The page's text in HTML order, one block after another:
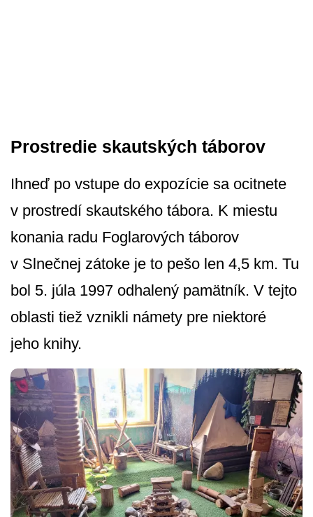
Prostredie skautských táborov
Ihneď po vstupe do expozície sa ocitnete
v prostredí skautského tábora. K miestu
konania radu Foglarových táborov
v Slnečnej zátoke je to pešo len 4,5 km. Tu
bol 5. júla 1997 odhalený pamätník. V tejto
oblasti tiež vznikli námety pre niektoré
jeho knihy.